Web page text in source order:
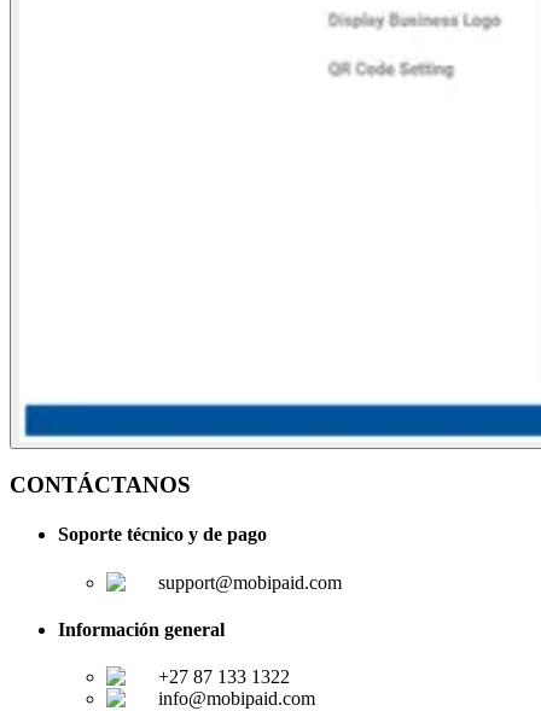
CONTÁCTANOS
Soporte técnico y de pago
support@mobipaid.com
Información general
+27 87 133 1322
info@mobipaid.com